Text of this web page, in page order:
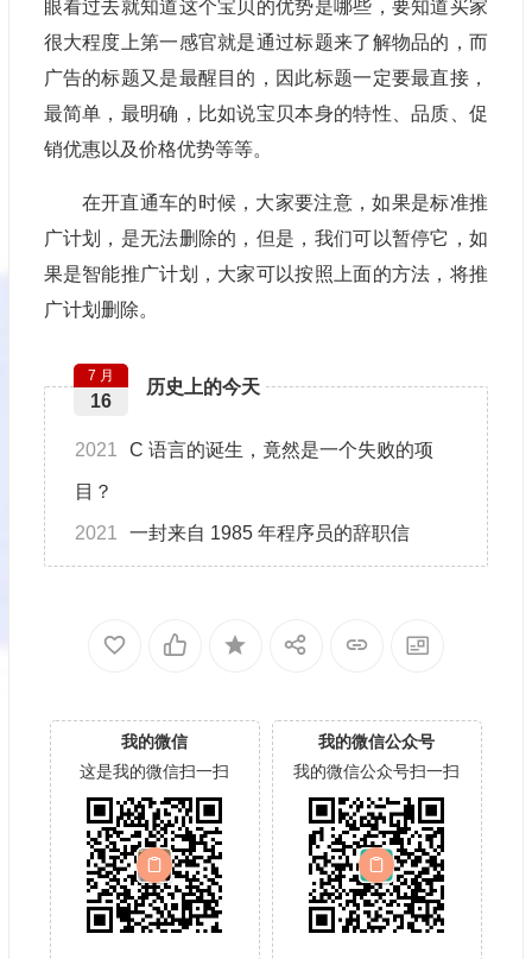
眼看过去就知道这个宝贝的优势是哪些，要知道买家
很大程度上第一感官就是通过标题来了解物品的，而
广告的标题又是最醒目的，因此标题一定要最直接，
最简单，最明确，比如说宝贝本身的特性、品质、促
销优惠以及价格优势等等。
在开直通车的时候，大家要注意，如果是标准推
广计划，是无法删除的，但是，我们可以暂停它，如
果是智能推广计划，大家可以按照上面的方法，将推
广计划删除。
历史上的今天
7 月
16
2021 C 语言的诞生，竟然是一个失败的项
目？
2021 一封来自 1985 年程序员的辞职信
我的微信
这是我的微信扫一扫
我的微信公众号
我的微信公众号扫一扫